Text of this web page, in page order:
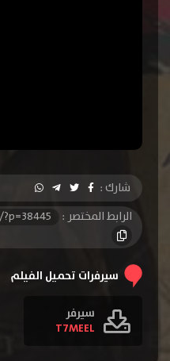
شارك :
الرابط المختصر :
سيرفرات تحميل الفيلم
سيرفر
T7MEEL